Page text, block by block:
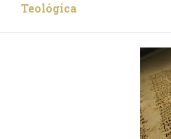
Teológica